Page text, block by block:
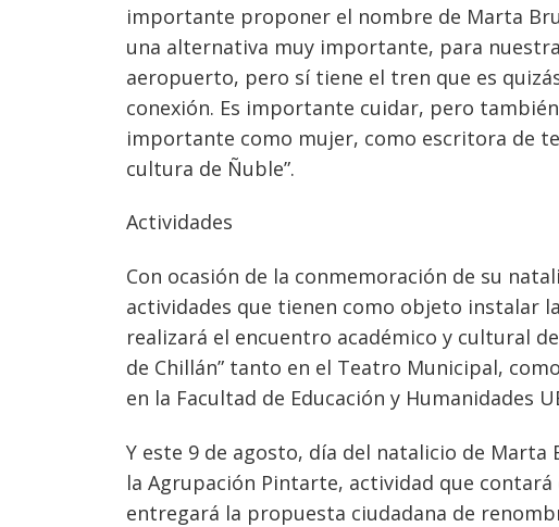
importante proponer el nombre de Marta
una alternativa muy importante, para
aeropuerto, pero sí tiene el tren que es
conexión. Es importante cuidar, pero
importante como mujer, como escritora de
cultura de Ñuble”.
Actividades
Con ocasión de la conmemoración de su
actividades que tienen como objeto instalar
realizará el encuentro académico y cultural
de Chillán” tanto en el Teatro Municipal,
en la Facultad de Educación y Humanidades
Y este 9 de agosto, día del natalicio de
la Agrupación Pintarte, actividad que contará
entregará la propuesta ciudadana de
Navegación